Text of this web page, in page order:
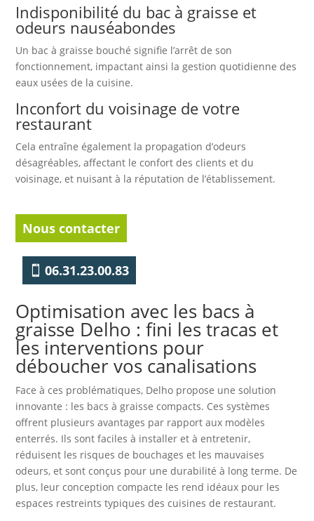
Indisponibilité du bac à graisse et
odeurs nauséabondes
Un bac à graisse bouché signifie l’arrêt de son
fonctionnement, impactant ainsi la gestion quotidienne des
eaux usées de la cuisine.
Inconfort du voisinage de votre
restaurant
Cela entraîne également la propagation d’odeurs
désagréables, affectant le confort des clients et du
voisinage, et nuisant à la réputation de l’établissement.
Nous contacter
06.31.23.00.83
Optimisation avec les bacs à
graisse Delho : fini les tracas et
les interventions pour
déboucher vos canalisations
Face à ces problématiques, Delho propose une solution
innovante : les bacs à graisse compacts. Ces systèmes
offrent plusieurs avantages par rapport aux modèles
enterrés. Ils sont faciles à installer et à entretenir,
réduisent les risques de bouchages et les mauvaises
odeurs, et sont conçus pour une durabilité à long terme. De
plus, leur conception compacte les rend idéaux pour les
espaces restreints typiques des cuisines de restaurant.